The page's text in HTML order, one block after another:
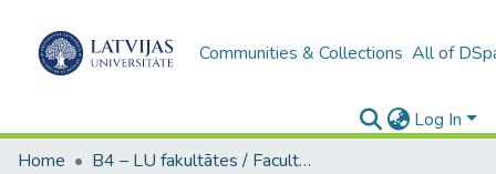
Communities & Collections All of
Log In
Home
B4 – LU fakultātes / Faculties of the UL